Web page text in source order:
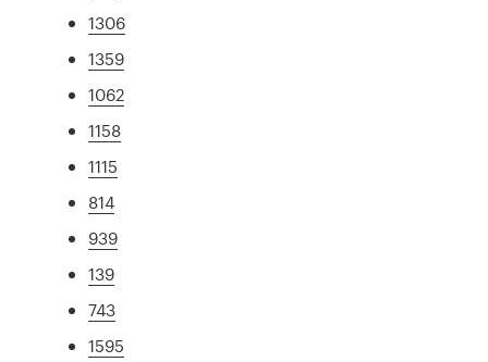
1306
1359
1062
1158
1115
814
939
139
743
1595